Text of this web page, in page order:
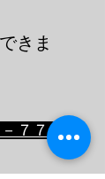
きま
７７３６